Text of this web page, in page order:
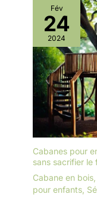
Fév
24
2024
Cabanes pour
sans sacrifier le
Cabane en bois
pour enfants